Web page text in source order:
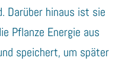
Darüber hinaus ist sie
Pflanze Energie aus
speichert, um später